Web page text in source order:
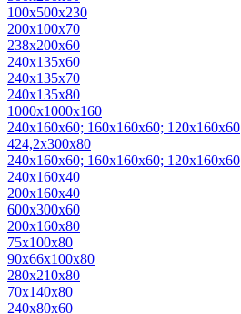
100х500х230
200х100х70
238х200х60
240х135х60
240х135х70
240х135х80
1000х1000х160
240х160х60; 160х160х60; 120х160х60
424,2х300х80
240х160х60; 160х160х60; 120х160х60
240x160x40
200x160x40
600x300x60
200х160х80
75х100х80
90х66х100х80
280x210x80
70х140х80
240х80х60